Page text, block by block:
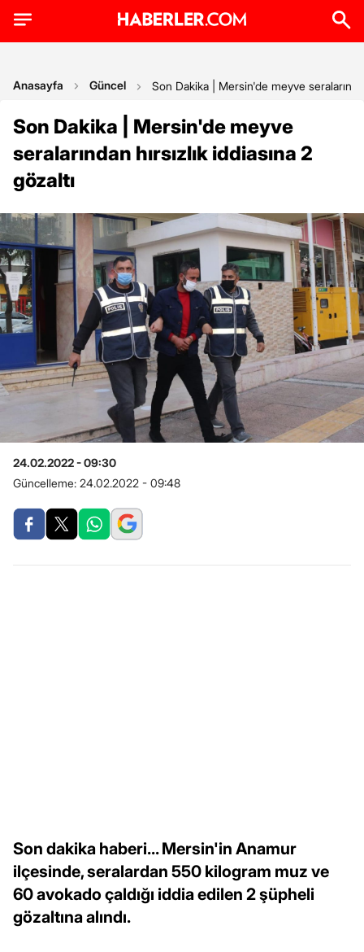
Anasayfa Güncel Son Dakika | Mersin'de meyve
Son Dakika | Mersin'de meyve
seralarından hırsızlık iddiasına 2
gözaltı
24.02.2022 - 09:30
Güncelleme: 24.02.2022 - 09:48
Son dakika haberi... Mersin'in Anamur
ilçesinde, seralardan 550 kilogram muz ve
60 avokado çaldığı iddia edilen 2 şüpheli
gözaltına alındı.